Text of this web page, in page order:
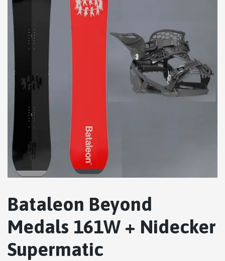
Bataleon Beyond
Medals 161W + Nidecker
Supermatic